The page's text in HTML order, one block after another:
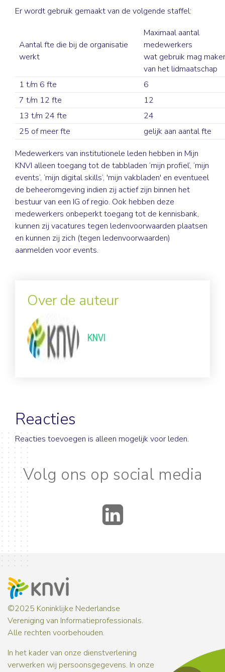
Er wordt gebruik gemaakt van de volgende staffel:
Aantal fte die bij de organisatie
werkt
Maximaal aantal
medewerkers
wat gebruik mag
van het lidmaatschap
1 t/m 6 fte
6
7 t/m 12 fte
12
13 t/m 24 fte
24
25 of meer fte
gelijk aan aantal fte
Medewerkers van institutionele leden hebben in Mijn
KNVI alleen toegang tot de tabbladen ‘mijn profiel’, ‘mijn
events’, ‘mijn digital skills’, 'mijn vakbladen' en eventueel
de beheeromgeving indien zij actief zijn binnen het
bestuur van een IG of regio. Ook hebben deze
medewerkers onbeperkt toegang tot de kennisbank,
kunnen zij vacatures tegen ledenvoorwaarden plaatsen
en kunnen zij zich (tegen ledenvoorwaarden)
aanmelden voor events.
Over de auteur
KNVI
Reacties
Reacties toevoegen is alleen mogelijk voor leden.
Volg ons op social media
©2025 Koninklijke Nederlandse
Vereniging van Informatieprofessionals.
Alle rechten voorbehouden.
In het kader van onze dienstverlening
verwerken wij persoonsgegevens. In onze